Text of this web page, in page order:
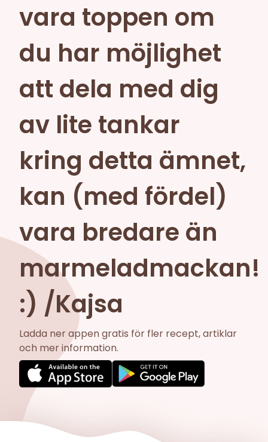
vara toppen om
du har möjlighet
att dela med dig
av lite tankar
kring detta ämnet,
kan (med fördel)
vara bredare än
marmeladmackan!
:) /Kajsa
Ladda ner appen gratis för fler recept, artiklar
och mer information.